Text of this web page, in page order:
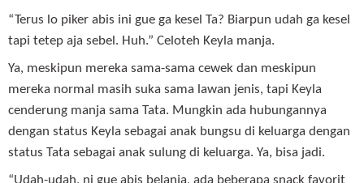
“Terus lo piker abis ini gue ga kesel Ta? Biarpun udah ga kesel
tapi tetep aja sebel. Huh.” Celoteh Keyla manja.
Ya, meskipun mereka sama-sama cewek dan meskipun
mereka normal masih suka sama lawan jenis, tapi Keyla
cenderung manja sama Tata. Mungkin ada hubungannya
dengan status Keyla sebagai anak bungsu di keluarga dengan
status Tata sebagai anak sulung di keluarga. Ya, bisa jadi.
“Udah-udah, ni gue abis belanja, ada beberapa snack favorit